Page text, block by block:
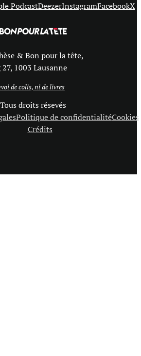
PodcastDeezerInstagramFacebookX
& Bon pour la tête,
27, 1003 Lausanne
de colis, ni de livres
droits résevés
Politique de confidentialitéCookies
Crédits